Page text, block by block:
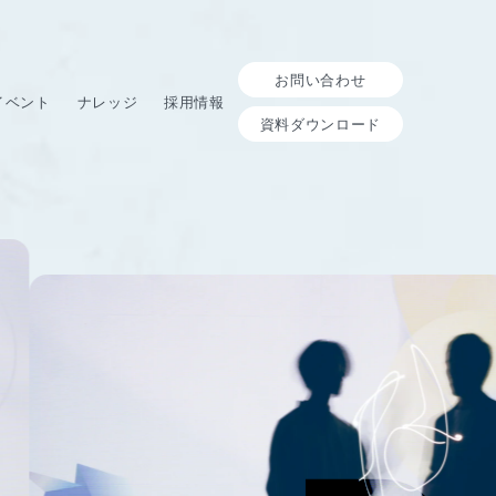
ベント ナレッジ 採用情報
お問い合わせ
資料ダウンロード